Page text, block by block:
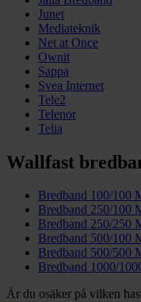
Junet
Mediateknik
Net at Once
Ownit
Sappa
Svea Internet
Tele2
Telenor
Telia
Wallfast
Bredband 100/100
Bredband 250/100
Bredband 250/250
Bredband 500/100
Bredband 500/500
Bredband 1000/
Är du osäker på vilken